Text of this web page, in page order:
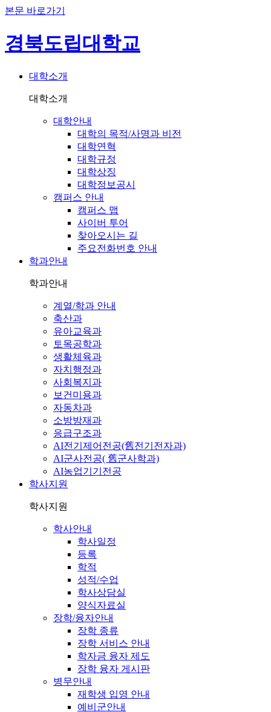
본문 바로가기
경북도립대학교
대학소개
대학소개
대학안내
대학의 목적/사명과 비전
대학연혁
대학규정
대학상징
대학정보공시
캠퍼스 안내
캠퍼스 맵
사이버 투어
찾아오시는 길
주요전화번호 안내
학과안내
학과안내
계열/학과 안내
축산과
유아교육과
토목공학과
생활체육과
자치행정과
사회복지과
보건미용과
자동차과
소방방재과
응급구조과
AI전기제어전공(舊전기전자과)
AI군사전공( 舊군사학과)
AI농업기기전공
학사지원
학사지원
학사안내
학사일정
등록
학적
성적/수업
학사상담실
양식자료실
장학/융자안내
장학 종류
장학 서비스 안내
학자금 융자 제도
장학 융자 게시판
병무안내
재학생 입영 안내
예비군안내